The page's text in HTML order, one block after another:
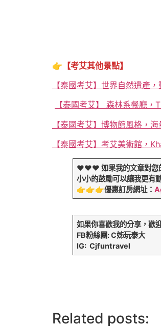
👉️ 【考艾其他景點】
【泰國考艾】世界自然遺產
【泰國考艾】 森林系餐廳
【泰國考艾】博物館風格，
【泰國考艾】考艾美術館，
❤️❤️❤️ 如果我的文章對您
小小的鼓勵可以讓我更有
👉️👉️👉️優惠訂房網址：
如果你喜歡我的分享，歡
FB粉絲團: C姊玩泰大
IG: Cjfuntravel
Related posts: